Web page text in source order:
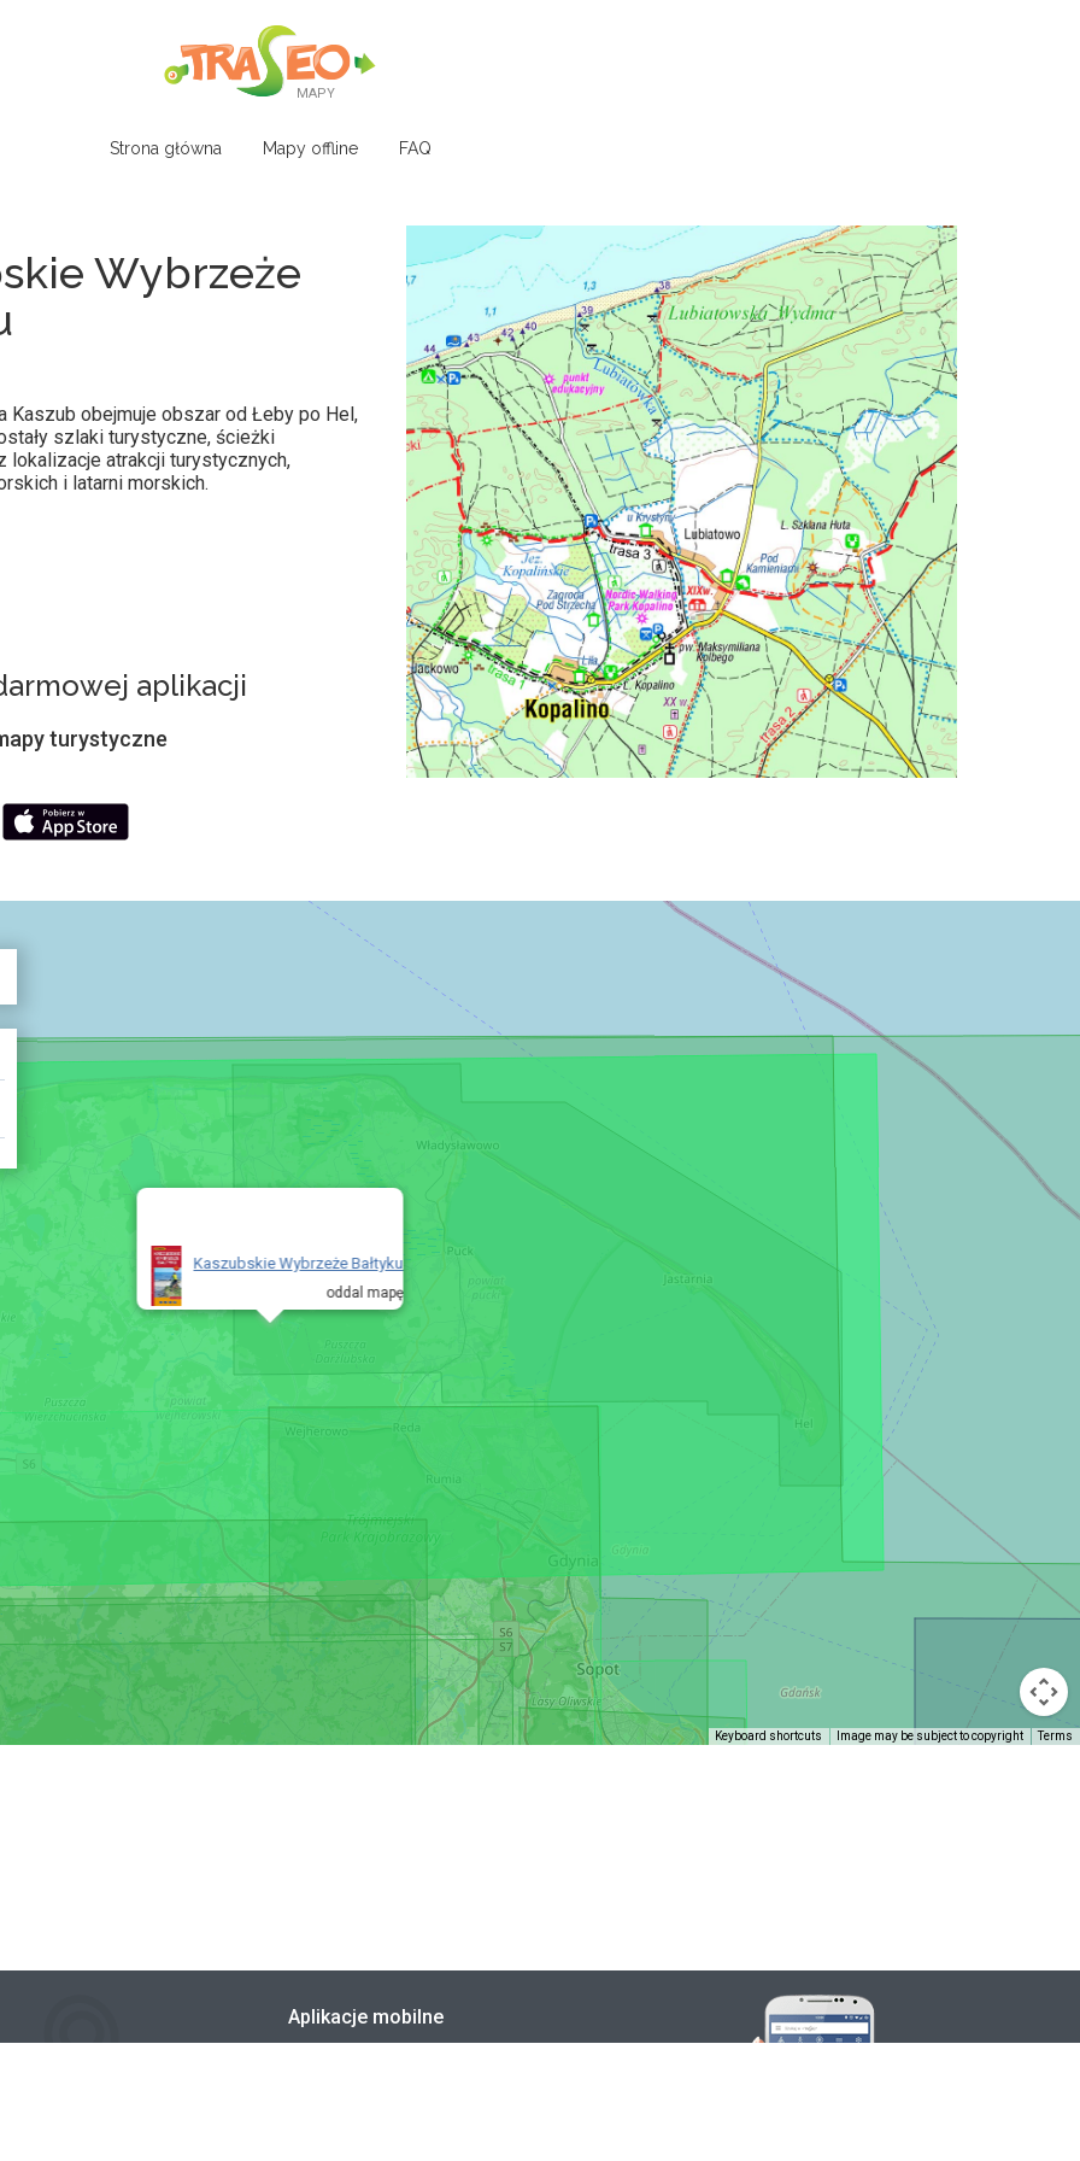
MAPY
Strona główna Mapy offline FAQ
Wybrzeże
Kaszub obejmuje obszar od Łeby po Hel,
szlaki turystyczne, ścieżki
lokalizacje atrakcji turystycznych,
i latarni morskich.
aplikacji
turystyczne
Kaszubskie Wybrzeże Bałtyku
oddal mapę
Keyboard shortcuts Image may be subject to copyright Terms
Aplikacje mobilne